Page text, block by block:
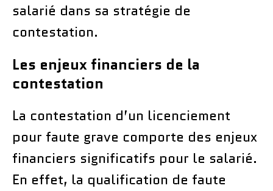
salarié dans sa stratégie de
contestation.
Les enjeux financiers de la
contestation
La contestation d’un licenciement
pour faute grave comporte des enjeux
financiers significatifs pour le salarié.
En effet, la qualification de faute